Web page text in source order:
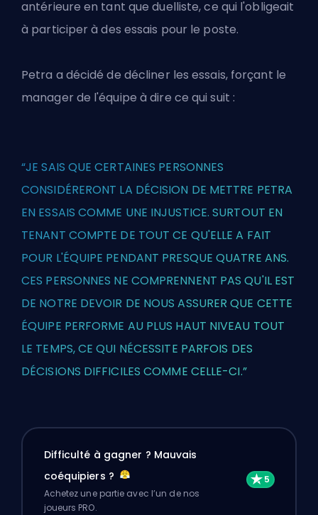
antérieure en tant que duelliste, ce qui l'obligeait
à participer à des essais pour le poste.
Petra a décidé de décliner les essais, forçant le
manager de l'équipe à dire ce qui suit :
“JE SAIS QUE CERTAINES PERSONNES
CONSIDÉRERONT LA DÉCISION DE METTRE PETRA
EN ESSAIS COMME UNE INJUSTICE. SURTOUT EN
TENANT COMPTE DE TOUT CE QU'ELLE A FAIT
POUR L'ÉQUIPE PENDANT PRESQUE QUATRE ANS.
CES PERSONNES NE COMPRENNENT PAS QU'IL EST
DE NOTRE DEVOIR DE NOUS ASSURER QUE CETTE
ÉQUIPE PERFORME AU PLUS HAUT NIVEAU TOUT
LE TEMPS, CE QUI NÉCESSITE PARFOIS DES
DÉCISIONS DIFFICILES COMME CELLE-CI.”
Difficulté à gagner ? Mauvais
coéquipiers ?
Achetez une partie avec l’un de nos
joueurs PRO.